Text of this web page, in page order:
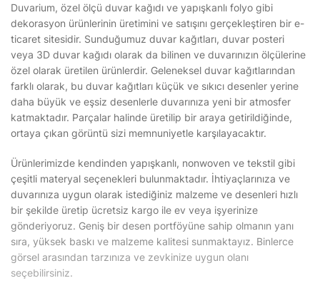
Duvarium, özel ölçü duvar kağıdı ve yapışkanlı folyo gibi
dekorasyon ürünlerinin üretimini ve satışını gerçekleştiren bir e-
ticaret sitesidir. Sunduğumuz duvar kağıtları, duvar posteri
veya 3D duvar kağıdı olarak da bilinen ve duvarınızın ölçülerine
özel olarak üretilen ürünlerdir. Geleneksel duvar kağıtlarından
farklı olarak, bu duvar kağıtları küçük ve sıkıcı desenler yerine
daha büyük ve eşsiz desenlerle duvarınıza yeni bir atmosfer
katmaktadır. Parçalar halinde üretilip bir araya getirildiğinde,
ortaya çıkan görüntü sizi memnuniyetle karşılayacaktır.
Ürünlerimizde kendinden yapışkanlı, nonwoven ve tekstil gibi
çeşitli materyal seçenekleri bulunmaktadır. İhtiyaçlarınıza ve
duvarınıza uygun olarak istediğiniz malzeme ve desenleri hızlı
bir şekilde üretip ücretsiz kargo ile ev veya işyerinize
gönderiyoruz. Geniş bir desen portföyüne sahip olmanın yanı
sıra, yüksek baskı ve malzeme kalitesi sunmaktayız. Binlerce
görsel arasından tarzınıza ve zevkinize uygun olanı
seçebilirsiniz.